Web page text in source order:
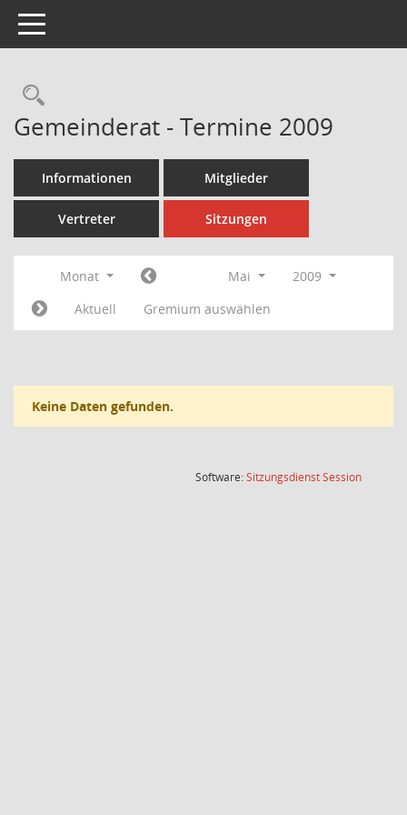
Toggle navigation
Rechercheauswahl
Gemeinderat - Termine 2009
Informationen Mitglieder
Vertreter Sitzungen
Monat Mai
2009
Aktuell
Gremium auswählen
Keine Daten gefunden.
Software:SitzungsdienstSession(Wird in